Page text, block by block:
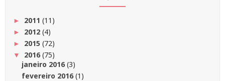
► 2011 (11)
► 2012 (4)
► 2015 (72)
▼ 2016(75)
janeiro 2016(3)
fevereiro 2016(1)